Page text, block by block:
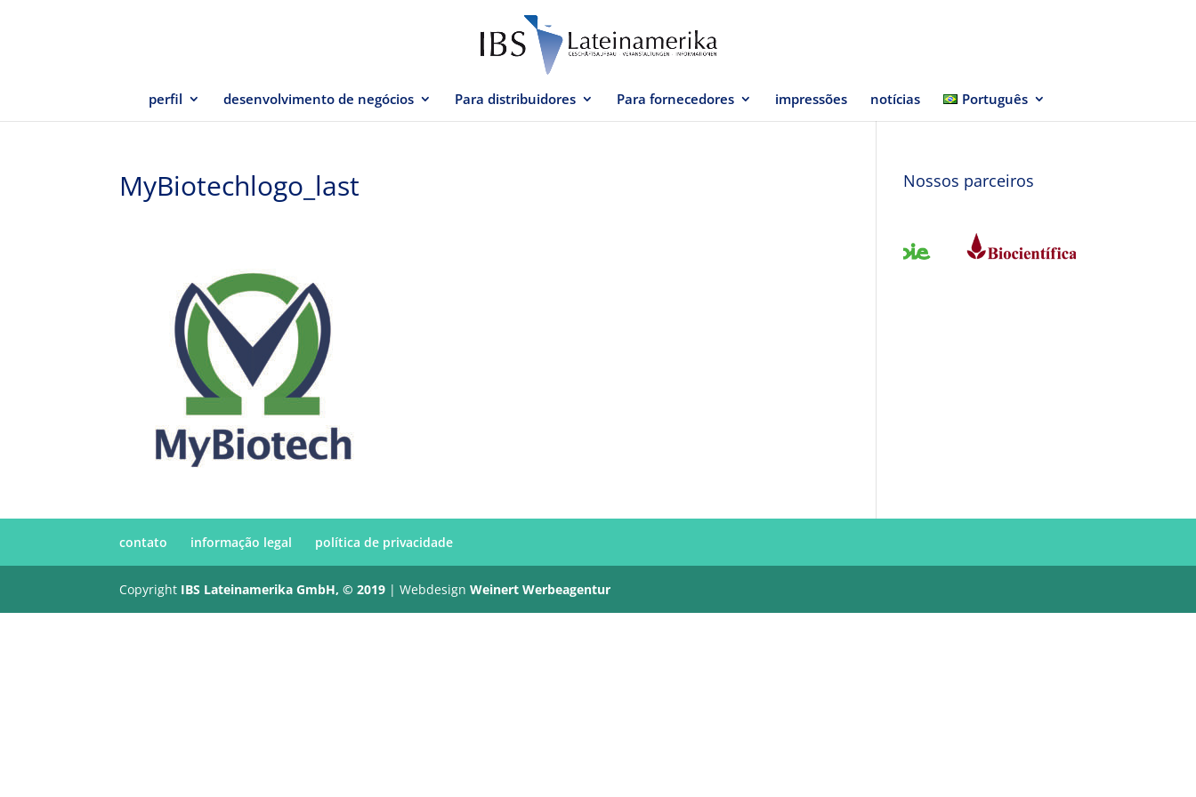
perfil desenvolvimento de negócios Para distribuidores Para fornecedores impressões notícias Português
MyBiotechlogo_last Nossos parceiros
contato informação legal política de privacidade
Copyright IBS Lateinamerika GmbH, © 2019 | WebdesignWeinert Werbeagentur